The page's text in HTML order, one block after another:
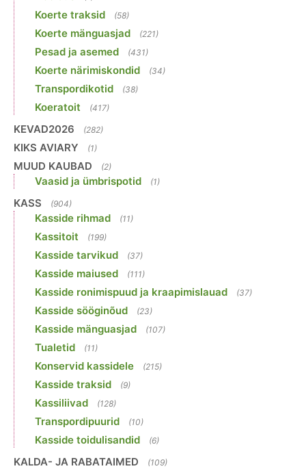
Koerte traksid (58)
Koerte mänguasjad (221)
Pesad ja asemed (431)
Koerte närimiskondid (34)
Transpordikotid (38)
Koeratoit (417)
KEVAD2026 (282)
KIKS AVIARY (1)
MUUD KAUBAD (2)
Vaasid ja ümbrispotid (1)
KASS (904)
Kasside rihmad (11)
Kassitoit (199)
Kasside tarvikud (37)
Kasside maiused (111)
Kasside ronimispuud ja kraapimislauad (37)
Kasside sööginõud (23)
Kasside mänguasjad (107)
Tualetid (11)
Konservid kassidele (215)
Kasside traksid (9)
Kassiliivad (128)
Transpordipuurid (10)
Kasside toidulisandid (6)
KALDA- JA RABATAIMED (109)